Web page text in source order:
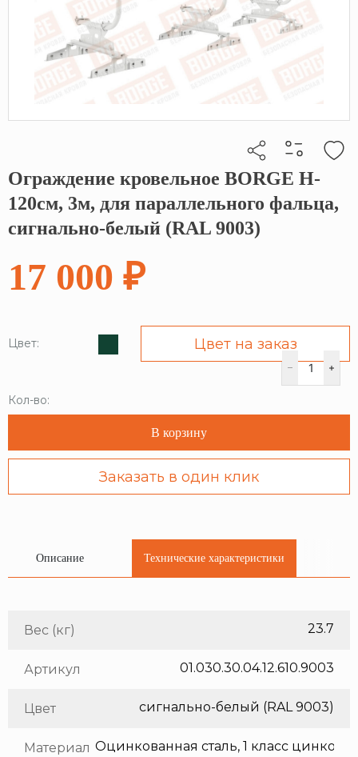
Кликните, чтобы скопировать прямую ссылку
Ограждение кровельное BORGE H-
120см, 3м, для параллельного фальца,
сигнально-белый (RAL 9003)
17 000 ₽
Цвет: Цвет на заказ
Кол-во:
В корзину
Заказать в один клик
Описание Технические характеристики
Вес (кг) 23.7
Артикул 01.030.30.04.12.610.9003
Цвет сигнально-белый (RAL 9003)
Материал